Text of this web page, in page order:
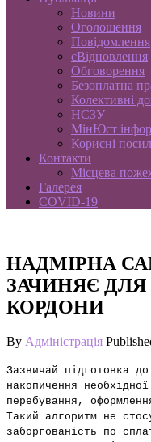
Новини
Оголошення
Повідомлення
єВідновлення
Обговорення
Безоплатна
Колективні
НСЗУ
МінЮст
Корисні
Контакти
Місцева
Галерея
COVID-19
НАДМІРНА
ЗАЧИНЯЄ
КОРДОНИ
By Адміністрація
Зазвичай підготовка
накопичення
перебування,
Такий алгоритм не
заборгованість по